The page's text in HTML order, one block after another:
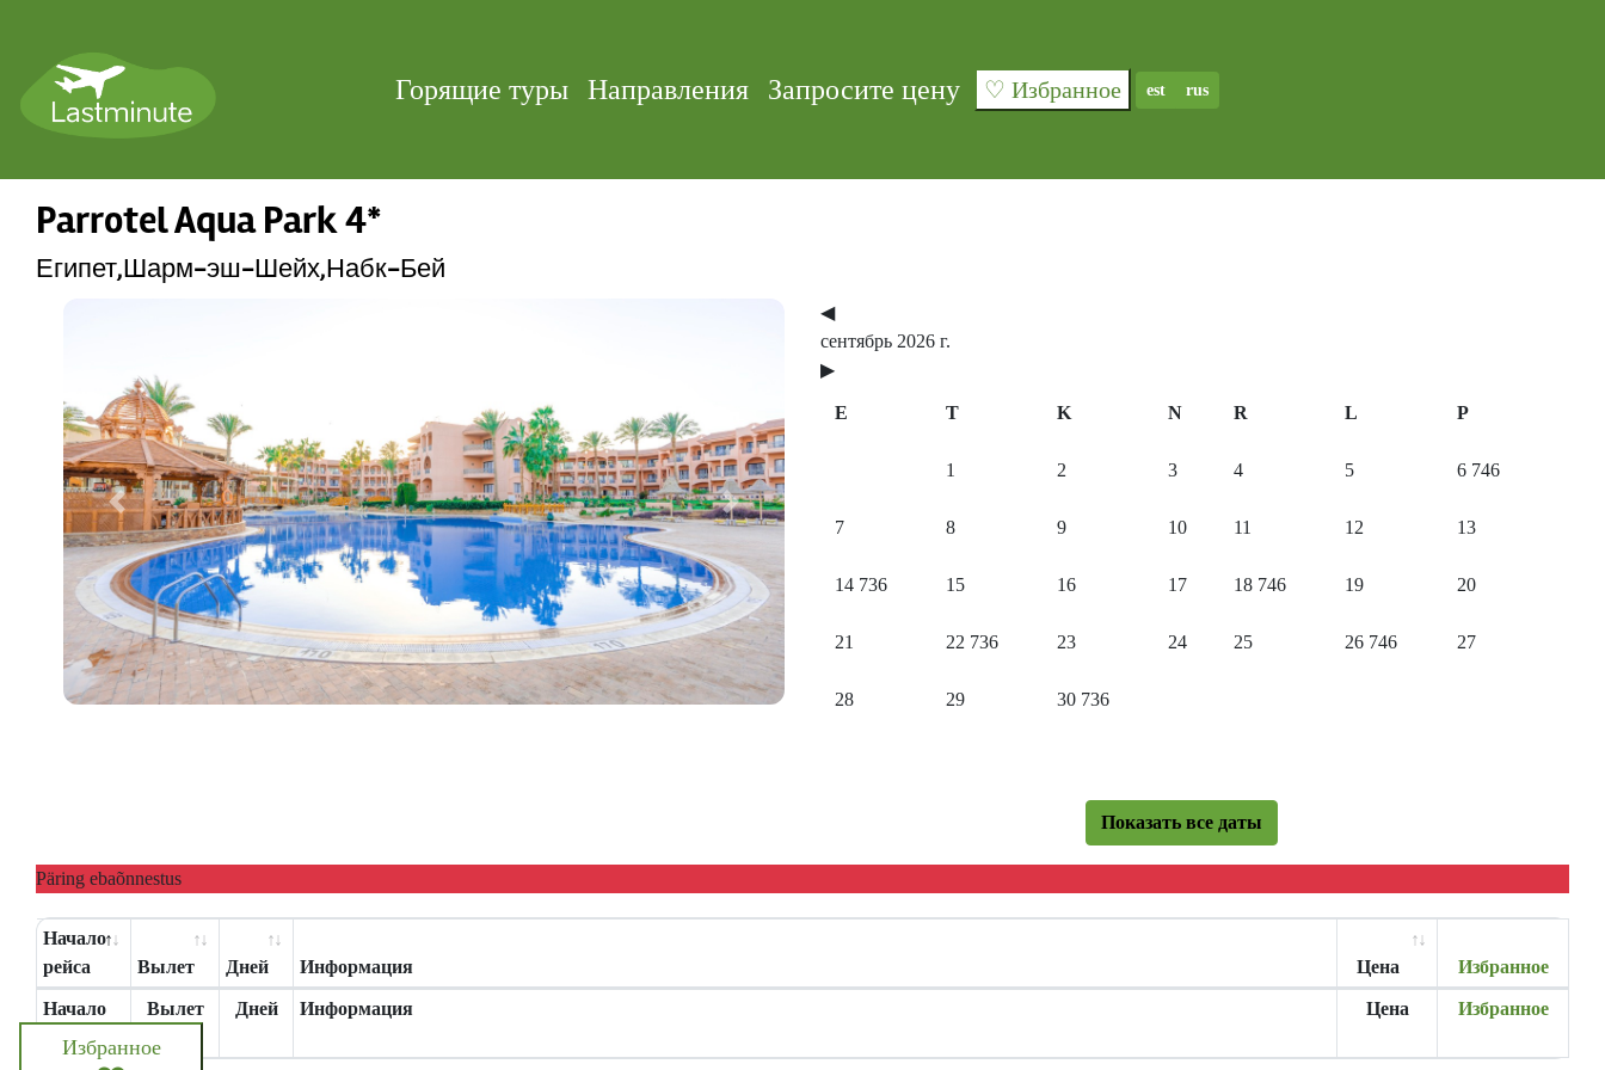
Горящие туры Направления Запросите цену ♡ Избранное est rus
Parrotel Aqua Park 4*
Египет,Шарм-эш-Шейх,Набк-Бей
Previous Next
◀
сентябрь 2026 г.
▶
E T K N R L P
1 2 3 4 5 6 746
7 8 9 10 11 12 13
14 736 15 16 17 18 746 19 20
21 22 736 23 24 25 26 746 27
28 29 30 736
Показать все даты
Päring ebaõnnestus
Начало
рейса
Вылет Дней Информация Цена Избранное
Начало
рейса
Вылет Дней Информация Цена Избранное
Избранное